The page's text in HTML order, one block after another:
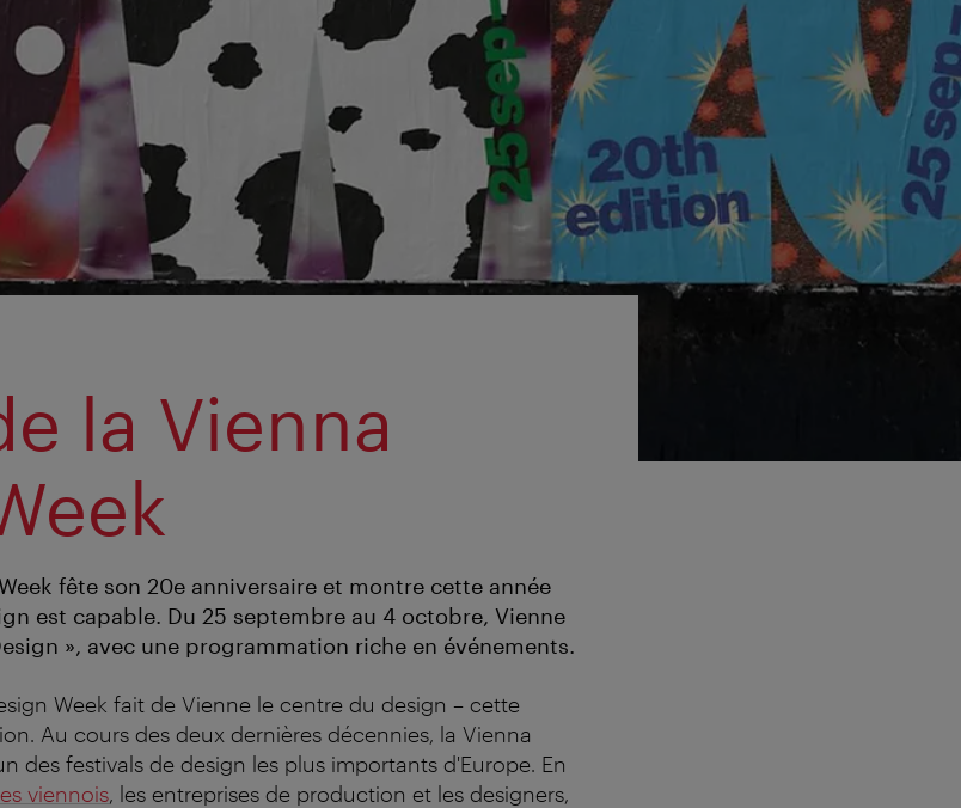
la Vienna
fête son 20e anniversaire et montre cette année
est capable. Du 25 septembre au 4 octobre, Vienne
», avec une programmation riche en événements.
Week fait de Vienne le centre du design – cette
Au cours des deux dernières décennies, la Vienna
des festivals de design les plus importants d'Europe. En
viennois, les entreprises de production et les designers,